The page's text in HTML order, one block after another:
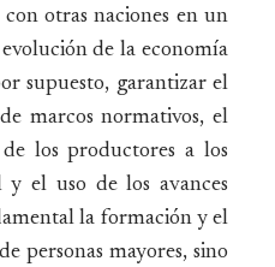
otras naciones en un
de la economía
supuesto, garantizar el
marcos normativos, el
los productores a los
el uso de los avances
la formación y el
personas mayores, sino